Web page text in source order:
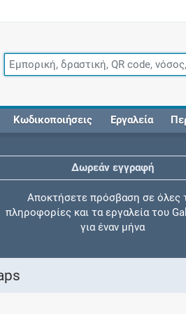
Κωδικοποιήσεις Εργαλεία
Δωρεάν εγγραφή
Αποκτήσετε πρόσβαση σε όλες
πληροφορίες και τα εργαλεία του
για έναν μήνα